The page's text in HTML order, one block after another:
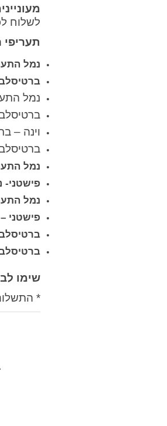
לשלוח
תעריפי
נמל
נמל
וינה –
נמל
פישטני-
נמל
פישטני
ברטיסלבה
ברטיסלבה
שימו
*